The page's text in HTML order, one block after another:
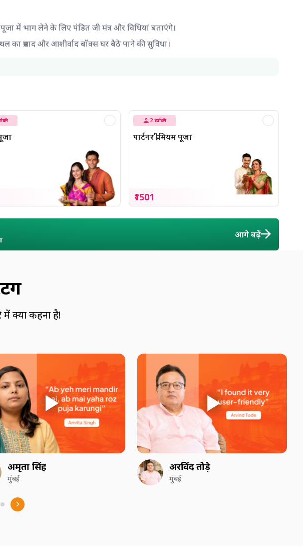
में भाग लेने के लिए पंडित जी मंत्र और विधियां बताएंगे।
का प्रसाद और आशीर्वाद बॉक्स घर बैठे पाने की सुविधा।
2 व्यक्ति
पार्टनर प्रीमियम पूजा
₹1501
आगे बढ़ें
में क्या कहना है!
अमृता सिंह
मुंबई
अरविंद तोड़े
मुंबई